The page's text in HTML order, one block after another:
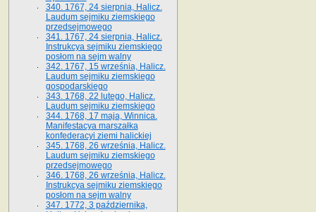
340. 1767, 24 sierpnia, Halicz.
Laudum sejmiku ziemskiego
przedsejmowego
341. 1767, 24 sierpnia, Halicz.
Instrukcya sejmiku ziemskiego
posłom na sejm walny
342. 1767, 15 września, Halicz.
Laudum sejmiku ziemskiego
gospodarskiego
343. 1768, 22 lutego, Halicz.
Laudum sejmiku ziemskiego
344. 1768, 17 maja, Winnica.
Manifestacya marszałka
konfederacyi ziemi halickiej
345. 1768, 26 września, Halicz.
Laudum sejmiku ziemskiego
przedsejmowego
346. 1768, 26 września, Halicz.
Instrukcya sejmiku ziemskiego
posłom na sejm walny
347. 1772, 3 października,